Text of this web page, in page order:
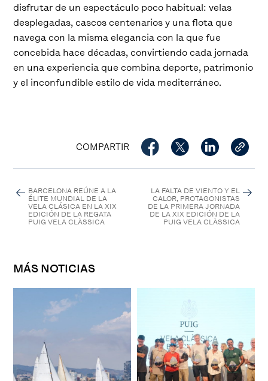
disfrutar de un espectáculo poco habitual: velas
desplegadas, cascos centenarios y una flota que
navega con la misma elegancia con la que fue
concebida hace décadas, convirtiendo cada jornada
en una experiencia que combina deporte, patrimonio
y el inconfundible estilo de vida mediterráneo.
COMPARTIR
BARCELONA REÚNE A LA
ÉLITE MUNDIAL DE LA
VELA CLÁSICA EN LA XIX
EDICIÓN DE LA REGATA
PUIG VELA CLÀSSICA
LA FALTA DE VIENTO Y EL
CALOR, PROTAGONISTAS
DE LA PRIMERA JORNADA
DE LA XIX EDICIÓN DE LA
PUIG VELA CLÀSSICA
MÁS NOTICIAS